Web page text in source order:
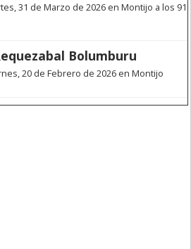
31 de Marzo de 2026 en Montijo a los 91
Bolumburu
20 de Febrero de 2026 en Montijo